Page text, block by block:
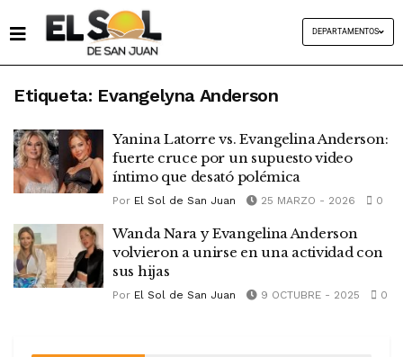
DEPARTAMENTOS
Etiqueta: Evangelyna Anderson
Yanina Latorre vs. Evangelina Anderson:
fuerte cruce por un supuesto video
íntimo que desató polémica
Por El Sol de San Juan 25 MARZO - 2026 0
Wanda Nara y Evangelina Anderson
volvieron a unirse en una actividad con
sus hijas
Por El Sol de San Juan 9 OCTUBRE - 2025 0